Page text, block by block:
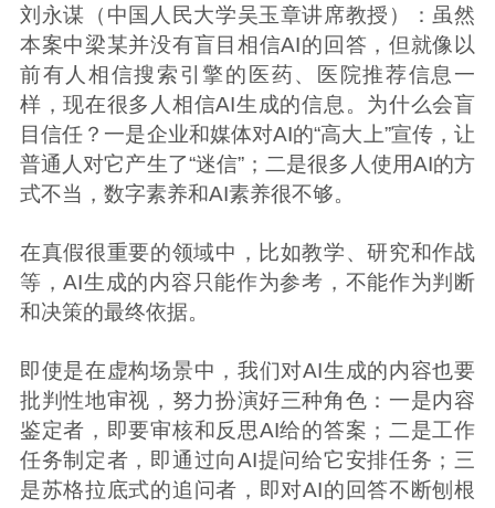
刘永谋（中国人民大学吴玉章讲席教授）：虽然
本案中梁某并没有盲目相信AI的回答，但就像以
前有人相信搜索引擎的医药、医院推荐信息一
样，现在很多人相信AI生成的信息。为什么会盲
目信任？一是企业和媒体对AI的“高大上”宣传，让
普通人对它产生了“迷信”；二是很多人使用AI的方
式不当，数字素养和AI素养很不够。
在真假很重要的领域中，比如教学、研究和作战
等，AI生成的内容只能作为参考，不能作为判断
和决策的最终依据。
即使是在虚构场景中，我们对AI生成的内容也要
批判性地审视，努力扮演好三种角色：一是内容
鉴定者，即要审核和反思AI给的答案；二是工作
任务制定者，即通过向AI提问给它安排任务；三
是苏格拉底式的追问者，即对AI的回答不断刨根